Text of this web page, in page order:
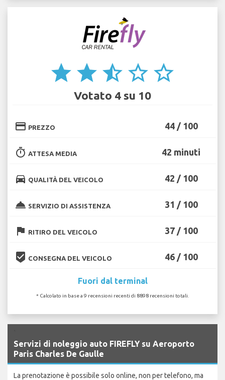
star star star_half star_border star_border
Votato 4 su 10
credit_card PREZZO 44 / 100
timer ATTESA MEDIA 42 minuti
directions_car QUALITÀ DEL VEICOLO 42 / 100
room_service SERVIZIO DI ASSISTENZA 31 / 100
flag RITIRO DEL VEICOLO 37 / 100
beenhere CONSEGNA DEL VEICOLO 46 / 100
Fuori dal terminal
* Calcolato in base a 9 recensioni recenti di 8898 recensioni totali.
Servizi di noleggio auto FIREFLY su Aeroporto
Paris Charles De Gaulle
La prenotazione è possibile solo online, non per telefono, ma